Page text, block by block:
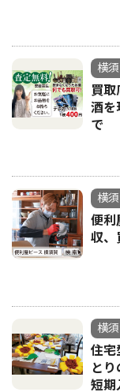
横
買
酒を
で
横
便利
収、
横
住宅
と
短期